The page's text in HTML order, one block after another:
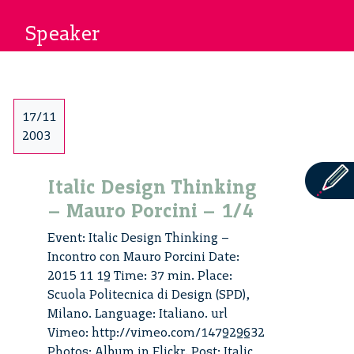
Speaker
17/11
2003
Italic Design Thinking
– Mauro Porcini – 1/4
Event: Italic Design Thinking –
Incontro con Mauro Porcini Date:
2015 11 19 Time: 37 min. Place:
Scuola Politecnica di Design (SPD),
Milano. Language: Italiano. url
Vimeo: http://vimeo.com/147929632